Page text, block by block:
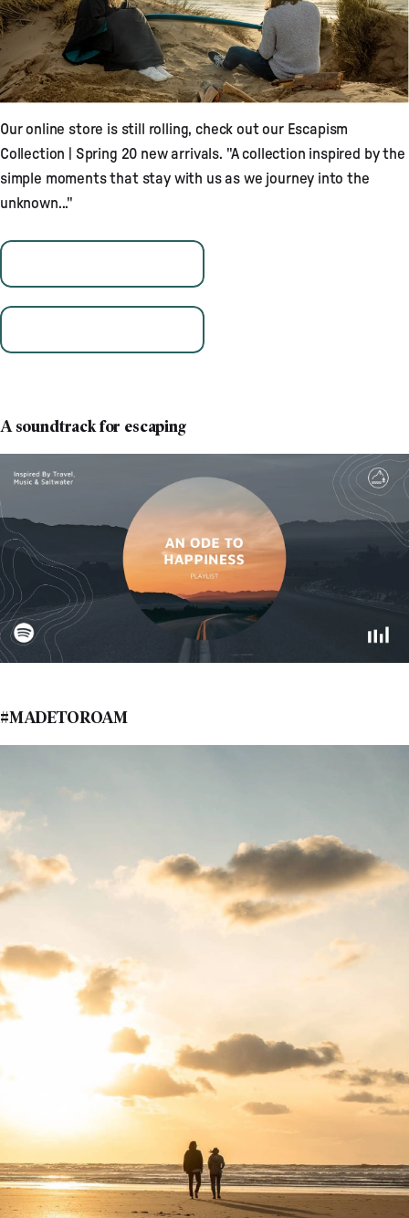
Our online store is still rolling, check out our Escapism
Collection | Spring 20 new arrivals. "A collection inspired by the
simple moments that stay with us as we journey into the
unknown..."
A soundtrack for escaping
#MADETOROAM